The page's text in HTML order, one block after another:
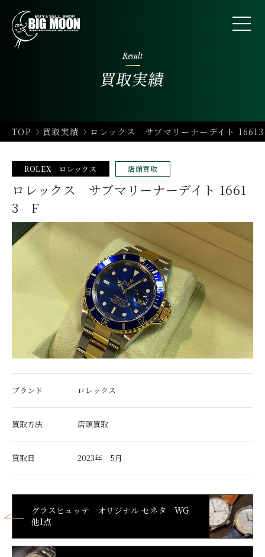
Result
買取実績
TOP 買取実績 ロレックス サブマリーナーデイト
ROLEX ロレックス 店頭買取
ロレックス サブマリーナーデイト 1661
3 F
ブランド ロレックス
買取方法 店頭買取
買取日 2023年 5月
グラスヒュッテ オリジナル セネタ WG
他1点